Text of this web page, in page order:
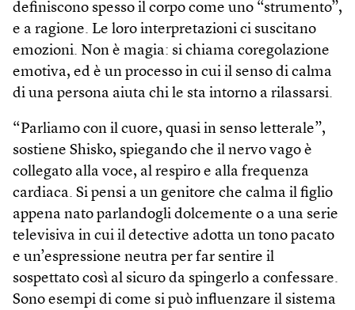
definiscono spesso il corpo come uno “strumento”,
e a ragione. Le loro interpretazioni ci suscitano
emozioni. Non è magia: si chiama coregolazione
emotiva, ed è un processo in cui il senso di calma
di una persona aiuta chi le sta intorno a rilassarsi.
“Parliamo con il cuore, quasi in senso letterale”,
sostiene Shisko, spiegando che il nervo vago è
collegato alla voce, al respiro e alla frequenza
cardiaca. Si pensi a un genitore che calma il figlio
appena nato parlandogli dolcemente o a una serie
televisiva in cui il detective adotta un tono pacato
e un’espressione neutra per far sentire il
sospettato così al sicuro da spingerlo a confessare.
Sono esempi di come si può influenzare il sistema